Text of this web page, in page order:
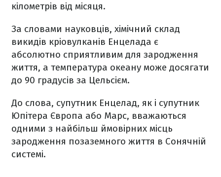
кілометрів від місяця.
За словами науковців, хімічний склад
викидів кріовулканів Енцелада є
абсолютно сприятливим для зародження
життя, а температура океану може досягати
до 90 градусів за Цельсієм.
До слова, супутник Енцелад, як і супутник
Юпітера Європа або Марс, вважаються
одними з найбільш ймовірних місць
зародження позаземного життя в Сонячній
системі.